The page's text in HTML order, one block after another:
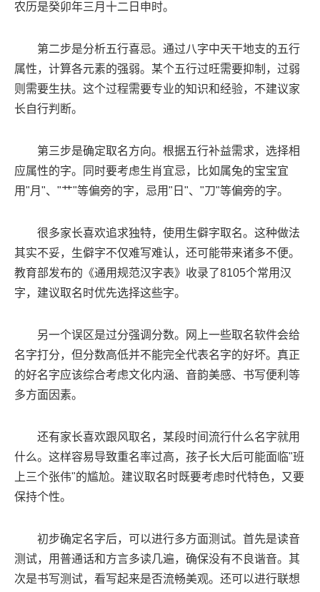
农历是癸卯年三月十二日申时。
第二步是分析五行喜忌。通过八字中天干地支的五行
属性，计算各元素的强弱。某个五行过旺需要抑制，过弱
则需要生扶。这个过程需要专业的知识和经验，不建议家
长自行判断。
第三步是确定取名方向。根据五行补益需求，选择相
应属性的字。同时要考虑生肖宜忌，比如属兔的宝宝宜
用"月"、"艹"等偏旁的字，忌用"日"、"刀"等偏旁的字。
很多家长喜欢追求独特，使用生僻字取名。这种做法
其实不妥，生僻字不仅难写难认，还可能带来诸多不便。
教育部发布的《通用规范汉字表》收录了8105个常用汉
字，建议取名时优先选择这些字。
另一个误区是过分强调分数。网上一些取名软件会给
名字打分，但分数高低并不能完全代表名字的好坏。真正
的好名字应该综合考虑文化内涵、音韵美感、书写便利等
多方面因素。
还有家长喜欢跟风取名，某段时间流行什么名字就用
什么。这样容易导致重名率过高，孩子长大后可能面临"班
上三个张伟"的尴尬。建议取名时既要考虑时代特色，又要
保持个性。
初步确定名字后，可以进行多方面测试。首先是读音
测试，用普通话和方言多读几遍，确保没有不良谐音。其
次是书写测试，看写起来是否流畅美观。还可以进行联想